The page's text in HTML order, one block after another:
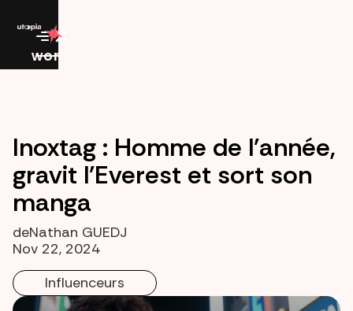
work
Inoxtag : Homme de l'année,
gravit l'Everest et sort son
manga
deNathan GUEDJ
Nov 22, 2024
Influenceurs